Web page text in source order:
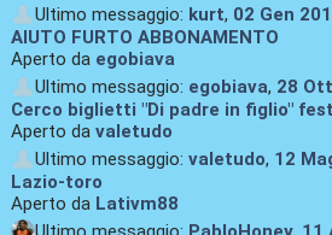
Ultimo messaggio: kurt, 02 Gen
AIUTO FURTO ABBONAMENTO
Aperto da egobiava
Ultimo messaggio: egobiava, 28
Cerco biglietti "Di padre in figlio"
Aperto da valetudo
Ultimo messaggio: valetudo, 12
Lazio-toro
Aperto da Lativm88